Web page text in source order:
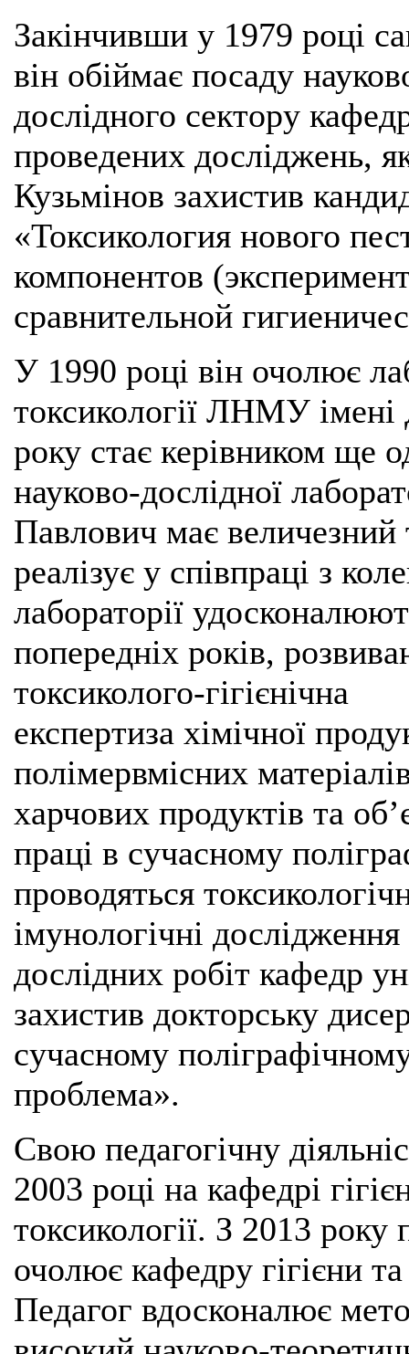
Закінчивши у 1979 році
він обіймає посаду
дослідного сектору
проведених досліджень,
Кузьмінов захистив
«Токсикология нового
компонентов
сравнительной
У 1990 році він очолює
токсикології ЛНМУ
року стає керівником ще
науково-дослідної
Павлович має величезний
реалізує у співпраці з
лабораторії
попередніх років,
токсиколого-гігієнічна
експертиза хімічної
полімервмісних
харчових продуктів та
праці в сучасному
проводяться
імунологічні
дослідних робіт кафедр
захистив докторську
сучасному
проблема».
Свою педагогічну
2003 році на кафедрі
токсикології. З 2013
очолює кафедру гігієни
Педагог вдосконалює